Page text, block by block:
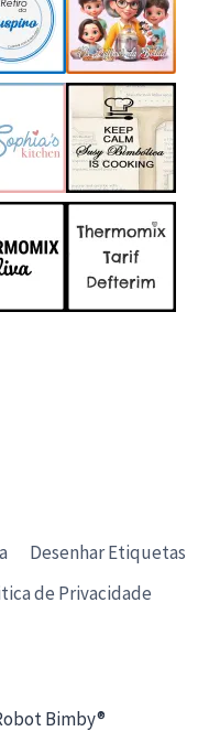
Desenhar Etiquetas
de Privacidade
Bimby®